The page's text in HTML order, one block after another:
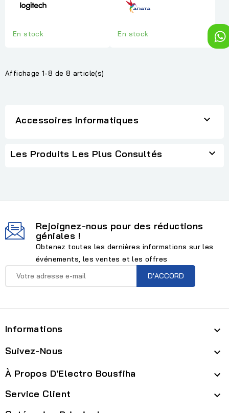
En stock En stock
Affichage 1-8 de 8 article(s)
Accessoires Informatiques 
Les Produits Les Plus Consultés 
Rejoignez-nous pour des réductions
géniales !
Obtenez toutes les dernières informations sur les
événements, les ventes et les offres
Informations 
Suivez-Nous 
À Propos D'Electro Bousfiha 
Service Client 